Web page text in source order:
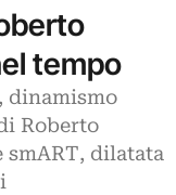
tempo
dinamismo
Roberto
smART, dilatata